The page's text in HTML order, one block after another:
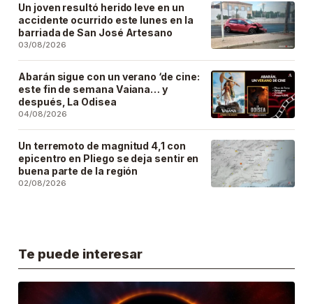
Un joven resultó herido leve en un
accidente ocurrido este lunes en la
barriada de San José Artesano
03/08/2026
Abarán sigue con un verano ‘de cine:
este fin de semana Vaiana… y
después, La Odisea
04/08/2026
Un terremoto de magnitud 4,1 con
epicentro en Pliego se deja sentir en
buena parte de la región
02/08/2026
Te puede interesar